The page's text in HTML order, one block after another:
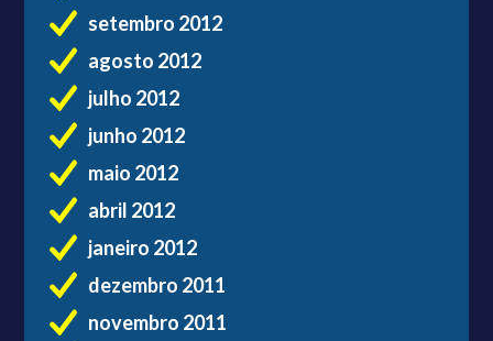
setembro 2012
agosto 2012
julho 2012
junho 2012
maio 2012
abril 2012
janeiro 2012
dezembro 2011
novembro 2011